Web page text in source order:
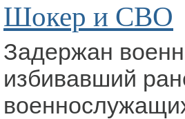
Шокер и СВО
Задержан
избивавший